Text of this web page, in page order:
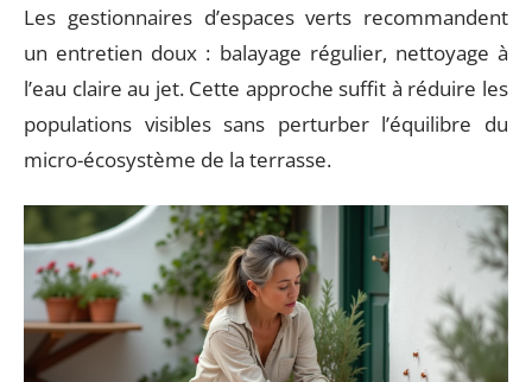
Les gestionnaires d’espaces verts recommandent
un entretien doux : balayage régulier, nettoyage à
l’eau claire au jet. Cette approche suffit à réduire les
populations visibles sans perturber l’équilibre du
micro-écosystème de la terrasse.